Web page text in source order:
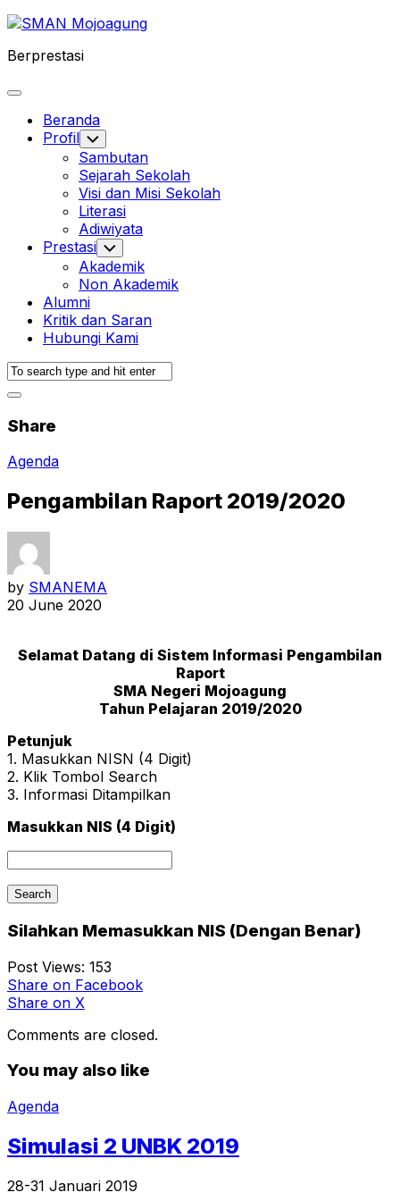
Skip
content
Berprestasi
Expand
Beranda
Profil Toggle
Child
Menu
Sambutan
Sejarah Sekolah
Visi dan Misi Sekolah
Literasi
Adiwiyata
Prestasi Toggle
Child
Menu
Akademik
Non Akademik
Alumni
Kritik dan Saran
Hubungi Kami
Share
Agenda
Pengambilan Raport 2019/2020
by SMANEMA
20 June 2020
Selamat Datang di Sistem Informasi Pengambilan
Raport
SMA Negeri Mojoagung
Tahun Pelajaran 2019/2020
Petunjuk
1. Masukkan NISN (4 Digit)
2. Klik Tombol Search
3. Informasi Ditampilkan
Masukkan NIS (4 Digit)
Silahkan Memasukkan NIS (Dengan Benar)
Post Views: 153
Share on Facebook
Share on X
Comments are closed.
You may also like
Agenda
Simulasi 2 UNBK 2019
28-31 Januari 2019